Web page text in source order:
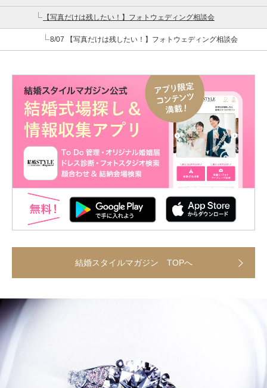
【写真だけは残したい！】フォトウェディング相談会
8/07 【写真だけは残したい！】フォトウェディング相談会
結婚スタイルマガジン TOPへ